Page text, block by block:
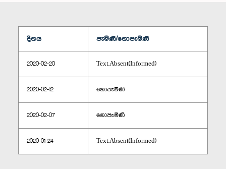
දිනය පැමිණි/නොපැමිණි
2020-02-20 Text.Absent(Informed)
2020-02-12 නොපැමිණි
2020-02-07 නොපැමිණි
2020-01-24 Text.Absent(Informed)